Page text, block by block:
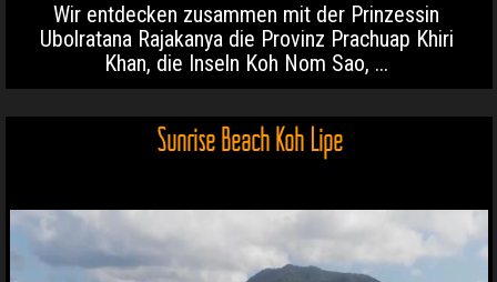
Wir entdecken zusammen mit der Prinzessin
Ubolratana Rajakanya die Provinz Prachuap Khiri
Khan, die Inseln Koh Nom Sao, ...
Sunrise Beach Koh Lipe